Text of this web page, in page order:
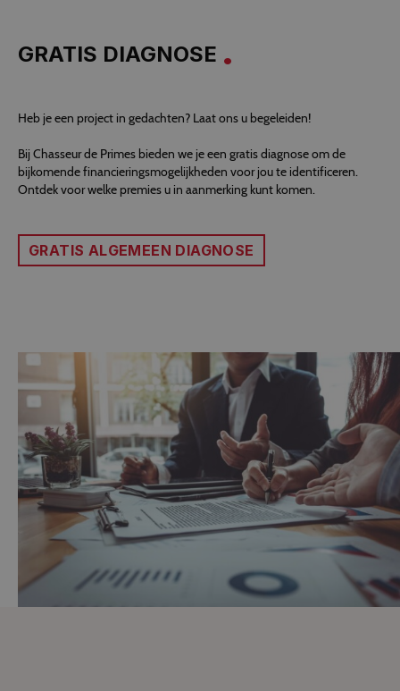
GRATIS DIAGNOSE
Heb je een project in gedachten? Laat ons u begeleiden!
Bij Chasseur de Primes bieden we je een gratis diagnose om de
bijkomende financieringsmogelijkheden voor jou te identificeren.
Ontdek voor welke premies u in aanmerking kunt komen.
GRATIS ALGEMEEN DIAGNOSE